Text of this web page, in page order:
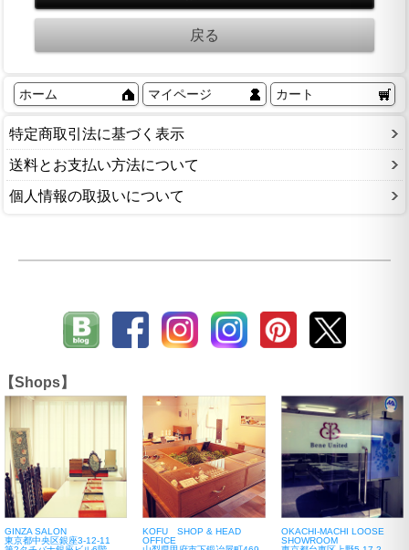
ホーム マイページ カート
特定商取引法に基づく表示
送料とお支払い方法について
個人情報の取扱いについて
【Shops】
GINZA SALON
東京都中央区銀座3-12-11
KOFU SHOP & HEAD
OFFICE
OKACHI-MACHI LOOSE
SHOWROOM